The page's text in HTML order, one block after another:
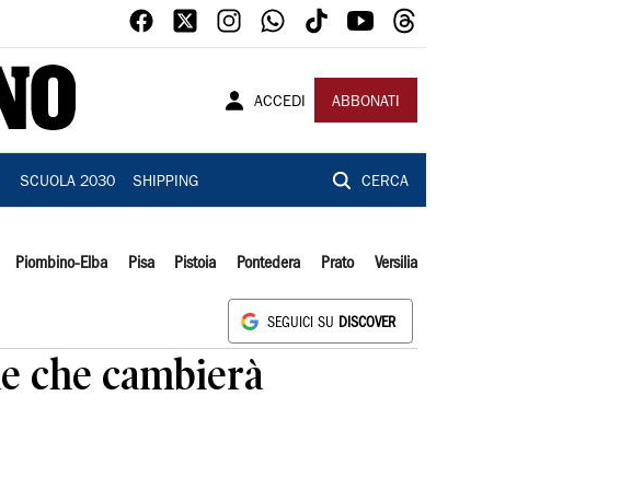
ACCEDI ABBONATI
SCUOLA 2030 SHIPPING CERCA
Piombino-Elba Pisa Pistoia Pontedera Prato Versilia
SEGUICI SU DISCOVER
che cambierà